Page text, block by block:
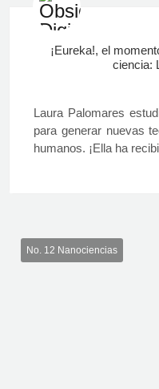
¡Eureka!, el
ciencia:
Laura Palomares
para generar nuevas
humanos. ¡Ella ha
No. 12 Nanociencias